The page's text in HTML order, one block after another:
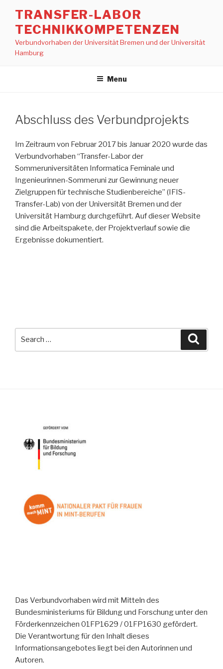
content
TRANSFER-LABOR
TECHNIKKOMPETENZEN
Verbundvorhaben der Universität Bremen und der Universität
Hamburg
Menu
Abschluss des Verbundprojekts
Im Zeitraum von Februar 2017 bis Januar 2020 wurde das
Verbundvorhaben “Transfer-Labor der
Sommeruniversitäten Informatica Feminale und
Ingenieurinnen-Sommeruni zur Gewinnung neuer
Zielgruppen für technische Studienbereiche” (IFIS-
Transfer-Lab) von der Universität Bremen und der
Universität Hamburg durchgeführt. Auf dieser Website
sind die Arbeitspakete, der Projektverlauf sowie die
Ergebnisse dokumentiert.
Das Verbundvorhaben wird mit Mitteln des
Bundesministeriums für Bildung und Forschung unter den
Förderkennzeichen 01FP1629 / 01FP1630 gefördert.
Die Verantwortung für den Inhalt dieses
Informationsangebotes liegt bei den Autorinnen und
Autoren.